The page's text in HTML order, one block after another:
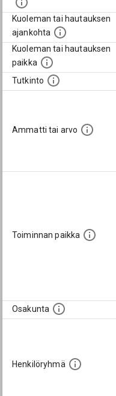
Kuoleman tai hautauksen
ajankohta
Kuoleman tai hautauksen
paikka
Tutkinto
Ammatti tai arvo
Toiminnan paikka
Osakunta
Henkilöryhmä